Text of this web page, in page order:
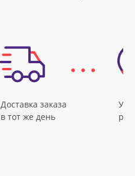
Доставка заказа
в тот же день